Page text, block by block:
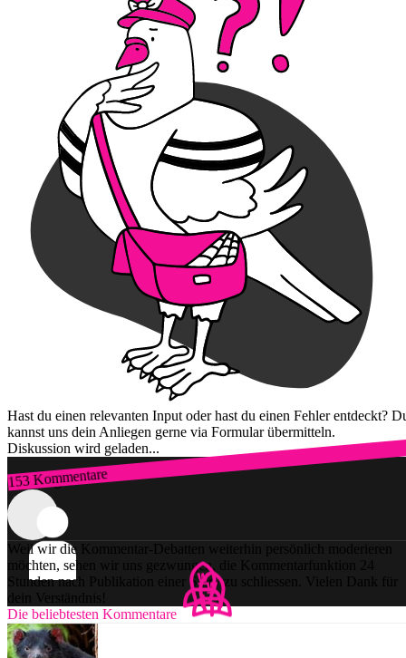
Hast du einen relevanten Input oder hast du einen Fehler entdeckt?
kannst uns dein Anliegen gerne via Formular übermitteln.
Diskussion wird geladen...
153 Kommentare
Zum Login
Weil wir die Kommentar-Debatten weiterhin persönlich moderieren
möchten, sehen wir uns gezwungen, die Kommentarfunktion 24
Stunden nach Publikation einer Story zu schliessen. Vielen Dank für
dein Verständnis!
Die beliebtesten Kommentare